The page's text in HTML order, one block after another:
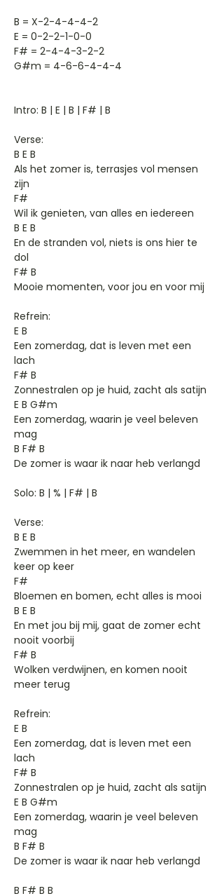
B = X-2-4-4-4-2
E = 0-2-2-1-0-0
F# = 2-4-4-3-2-2
G#m = 4-6-6-4-4-4
Intro: B | E | B | F# | B
Verse:
B E B
Als het zomer is, terrasjes vol mensen
zijn
F#
Wil ik genieten, van alles en iedereen
B E B
En de stranden vol, niets is ons hier te
dol
F# B
Mooie momenten, voor jou en voor mij
Refrein:
E B
Een zomerdag, dat is leven met een
lach
F# B
Zonnestralen op je huid, zacht als satijn
E B G#m
Een zomerdag, waarin je veel beleven
mag
B F# B
De zomer is waar ik naar heb verlangd
Solo: B | % | F# | B
Verse:
B E B
Zwemmen in het meer, en wandelen
keer op keer
F#
Bloemen en bomen, echt alles is mooi
B E B
En met jou bij mij, gaat de zomer echt
nooit voorbij
F# B
Wolken verdwijnen, en komen nooit
meer terug
Refrein:
E B
Een zomerdag, dat is leven met een
lach
F# B
Zonnestralen op je huid, zacht als satijn
E B G#m
Een zomerdag, waarin je veel beleven
mag
B F# B
De zomer is waar ik naar heb verlangd
B F# B B